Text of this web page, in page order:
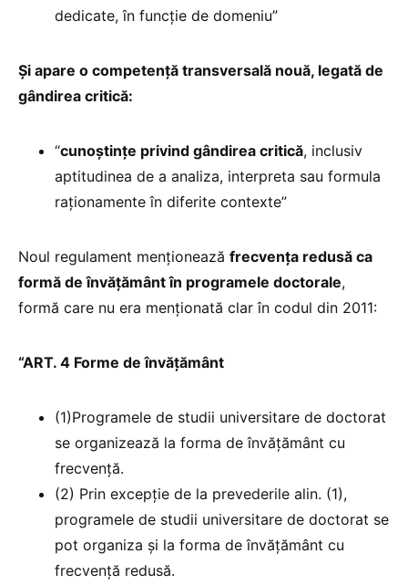
dedicate, în funcție de domeniu”
Și apare o competență transversală nouă, legată de
gândirea critică:
“cunoștințe privind gândirea critică, inclusiv
aptitudinea de a analiza, interpreta sau formula
raționamente în diferite contexte”
Noul regulament menționează frecvența redusă ca
formă de învățământ în programele doctorale,
formă care nu era menționată clar în codul din 2011:
“ART. 4 Forme de învățământ
(1)Programele de studii universitare de doctorat
se organizează la forma de învăţământ cu
frecvenţă.
(2) Prin excepție de la prevederile alin. (1),
programele de studii universitare de doctorat se
pot organiza şi la forma de învăţământ cu
frecvenţă redusă.